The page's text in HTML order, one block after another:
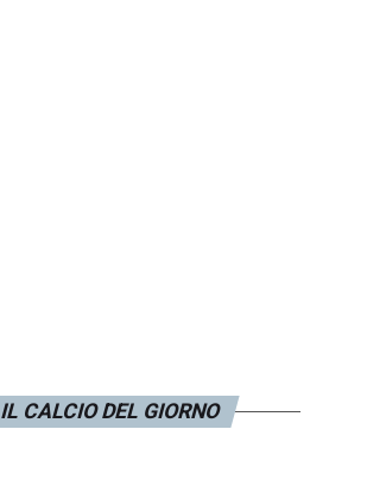
IL CALCIO DEL GIORNO